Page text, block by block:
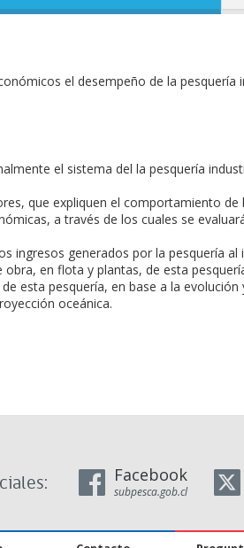
el desempeño de la pesquería
el sistema del la pesquería
que expliquen el comportamiento de
a través de los cuales se
ingresos generados por la pesquería
en flota y plantas, de esta
esta pesquería, en base a la
oceánica.
Facebook
subpesca.gob.cl